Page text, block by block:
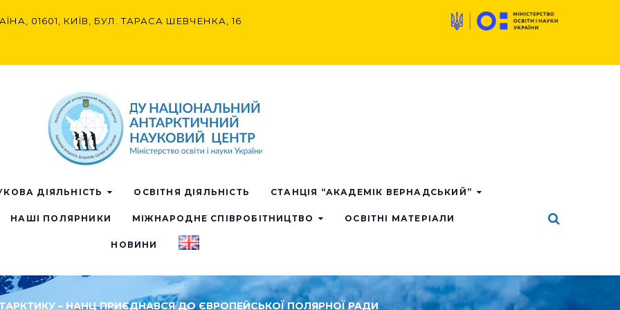
01601, КИЇВ, БУЛ. ТАРАСА ШЕВЧЕНКА, 16
ДІЯЛЬНІСТЬ ОСВІТНЯ ДІЯЛЬНІСТЬ СТАНЦІЯ “АКАДЕМІК ВЕРНАДСЬКИЙ”
НАШІ ПОЛЯРНИКИ МІЖНАРОДНЕ СПІВРОБІТНИЦТВО ОСВІТНІ МАТЕРІАЛИ
НОВИНИ
– НАНЦ ПРИЄДНАВСЯ ДО ЄВРОПЕЙСЬКОЇ ПОЛЯРНОЇ РАДИ